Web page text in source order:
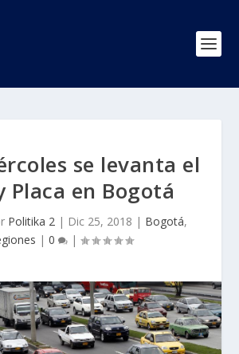
se levanta el
Placa en Bogotá
Politika 2 | Dic 25, 2018 | Bogotá,
| 0 |